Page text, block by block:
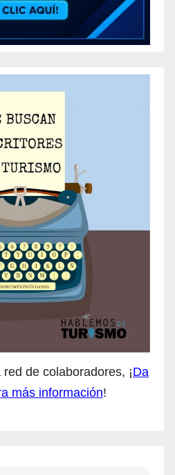
de colaboradores, ¡Da
más información!